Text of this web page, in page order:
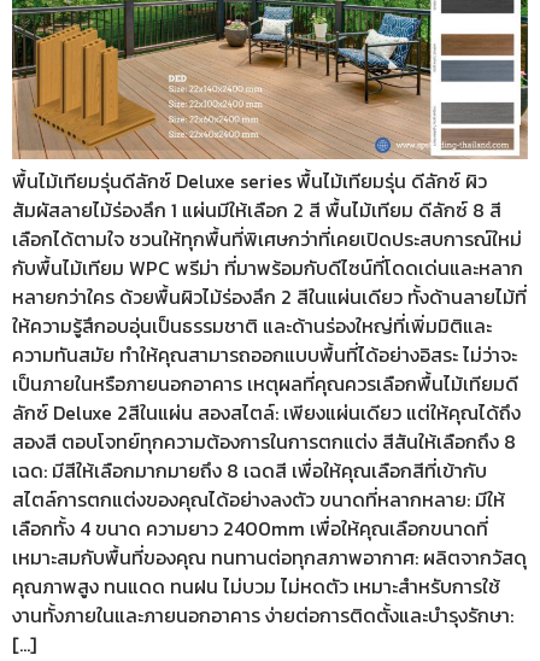
พื้นไม้เทียมรุ่นดีลักซ์ Deluxe series พื้นไม้เทียมรุ่น ดีลักซ์ ผิว
สัมผัสลายไม้ร่องลึก 1 แผ่นมีให้เลือก 2 สี พื้นไม้เทียม ดีลักซ์ 8 สี
เลือกได้ตามใจ ชวนให้ทุกพื้นที่พิเศษกว่าที่เคยเปิดประสบการณ์ใหม่
กับพื้นไม้เทียม WPC พรีม่า ที่มาพร้อมกับดีไซน์ที่โดดเด่นและหลาก
หลายกว่าใคร ด้วยพื้นผิวไม้ร่องลึก 2 สีในแผ่นเดียว ทั้งด้านลายไม้ที่
ให้ความรู้สึกอบอุ่นเป็นธรรมชาติ และด้านร่องใหญ่ที่เพิ่มมิติและ
ความทันสมัย ทำให้คุณสามารถออกแบบพื้นที่ได้อย่างอิสระ ไม่ว่าจะ
เป็นภายในหรือภายนอกอาคาร เหตุผลที่คุณควรเลือกพื้นไม้เทียมดี
ลักซ์ Deluxe 2สีในแผ่น สองสไตล์: เพียงแผ่นเดียว แต่ให้คุณได้ถึง
สองสี ตอบโจทย์ทุกความต้องการในการตกแต่ง สีสันให้เลือกถึง 8
เฉด: มีสีให้เลือกมากมายถึง 8 เฉดสี เพื่อให้คุณเลือกสีที่เข้ากับ
สไตล์การตกแต่งของคุณได้อย่างลงตัว ขนาดที่หลากหลาย: มีให้
เลือกทั้ง 4 ขนาด ความยาว 2400mm เพื่อให้คุณเลือกขนาดที่
เหมาะสมกับพื้นที่ของคุณ ทนทานต่อทุกสภาพอากาศ: ผลิตจากวัสดุ
คุณภาพสูง ทนแดด ทนฝน ไม่บวม ไม่หดตัว เหมาะสำหรับการใช้
งานทั้งภายในและภายนอกอาคาร ง่ายต่อการติดตั้งและบำรุงรักษา:
[…]